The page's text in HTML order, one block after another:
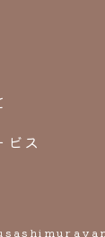
ビス